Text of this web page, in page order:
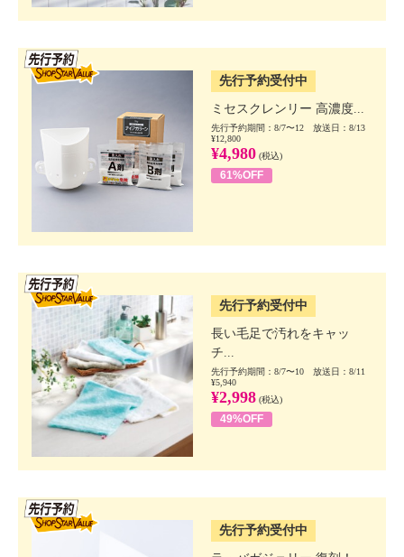
先行予約受付中
ミセスクレンリー 高濃度...
先行予約期間：8/7〜12 放送日：8/13
¥12,800
¥4,980 (税込)
61%OFF
先行予約受付中
長い毛足で汚れをキャッ
チ...
先行予約期間：8/7〜10 放送日：8/11
¥5,940
¥2,998 (税込)
49%OFF
先行予約受付中